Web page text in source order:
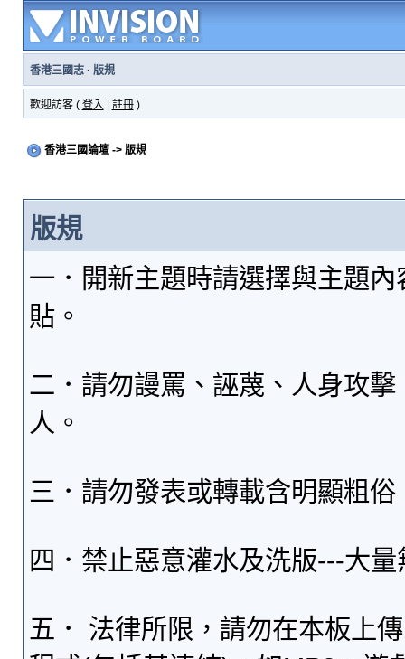
香港三國志· 版規
歡迎訪客 ( 登入 註冊)
香港三國論壇-> 版規
版規
一．開新主題時請選擇與主題
貼。
二．請勿謾罵、誣蔑、人身攻
人。
三．請勿發表或轉載含明顯粗
四．禁止惡意灌水及洗版---大
五． 法律所限，請勿在本板上